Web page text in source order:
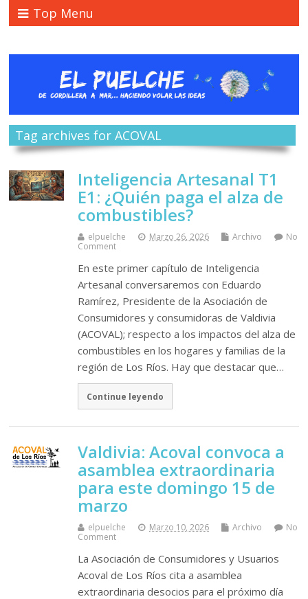
Top Menu
Tag archives for ACOVAL
Inteligencia Artesanal T1
E1: ¿Quién paga el alza de
combustibles?
elpuelche Marzo 26, 2026 Archivo
No
Comment
En este primer capítulo de Inteligencia
Artesanal conversaremos con Eduardo
Ramírez, Presidente de la Asociación de
Consumidores y consumidoras de Valdivia
(ACOVAL); respecto a los impactos del alza de
combustibles en los hogares y familias de la
región de Los Ríos. Hay que destacar que…
Continue leyendo
Valdivia: Acoval convoca a
asamblea extraordinaria
para este domingo 15 de
marzo
elpuelche Marzo 10, 2026 Archivo
No
Comment
La Asociación de Consumidores y Usuarios
Acoval de Los Ríos cita a asamblea
extraordinaria desocios para el próximo día